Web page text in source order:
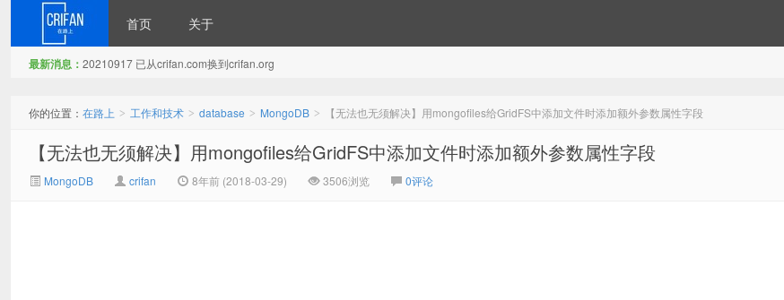
首页 关于
最新消息： 20210917 已从crifan.com换到crifan.org
你的位置： 在路上 > 工作和技术 > database > MongoDB > 【无法也无须解决】用mongofiles给GridFS中添加文件时添加额外参数属性字段
【无法也无须解决】用mongofiles给GridFS中添加文件时添加额外参数属性字段
MongoDB crifan 8年前 (2018-03-29) 3506浏览 0评论